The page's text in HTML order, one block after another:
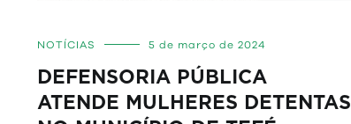
NOTÍCIAS 5 de março de 2024
DEFENSORIA PÚBLICA
ATENDE MULHERES DETENTAS